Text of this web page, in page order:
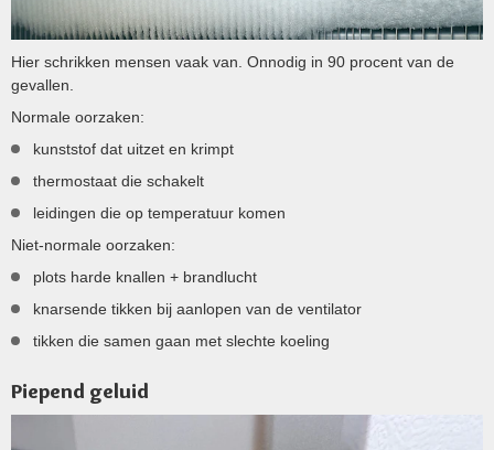
Hier schrikken mensen vaak van. Onnodig in 90 procent van de
gevallen.
Normale oorzaken:
kunststof dat uitzet en krimpt
thermostaat die schakelt
leidingen die op temperatuur komen
Niet-normale oorzaken:
plots harde knallen + brandlucht
knarsende tikken bij aanlopen van de ventilator
tikken die samen gaan met slechte koeling
Piepend geluid